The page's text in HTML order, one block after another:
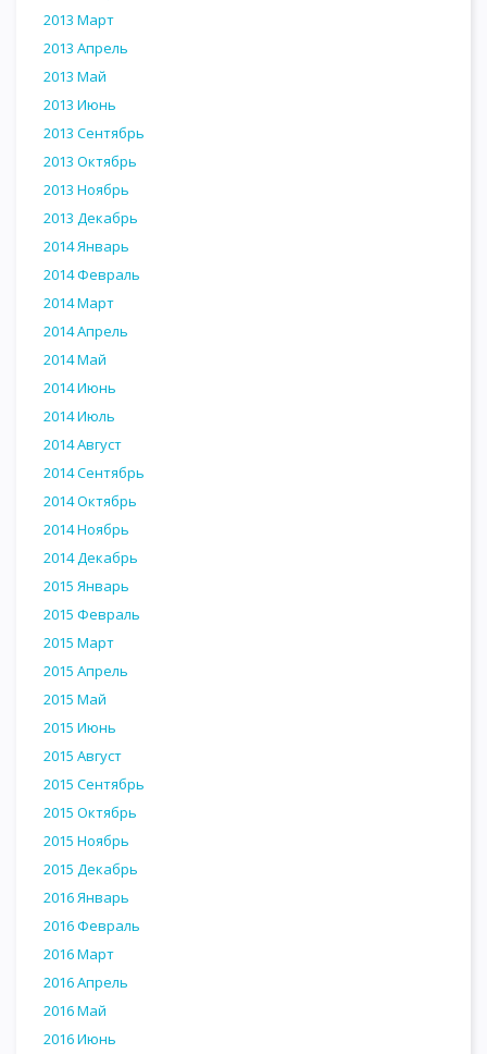
2013 Март
2013 Апрель
2013 Май
2013 Июнь
2013 Сентябрь
2013 Октябрь
2013 Ноябрь
2013 Декабрь
2014 Январь
2014 Февраль
2014 Март
2014 Апрель
2014 Май
2014 Июнь
2014 Июль
2014 Август
2014 Сентябрь
2014 Октябрь
2014 Ноябрь
2014 Декабрь
2015 Январь
2015 Февраль
2015 Март
2015 Апрель
2015 Май
2015 Июнь
2015 Август
2015 Сентябрь
2015 Октябрь
2015 Ноябрь
2015 Декабрь
2016 Январь
2016 Февраль
2016 Март
2016 Апрель
2016 Май
2016 Июнь